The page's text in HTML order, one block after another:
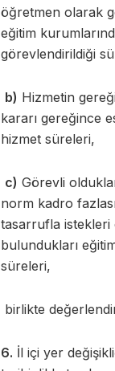
öğretmen olarak
eğitim
görevlendirildiği
b) Hizmetin
kararı gereğince
hizmet süreleri,
c) Görevli
norm kadro
tasarrufla
bulundukları
süreleri,
birlikte
6. İl içi yer